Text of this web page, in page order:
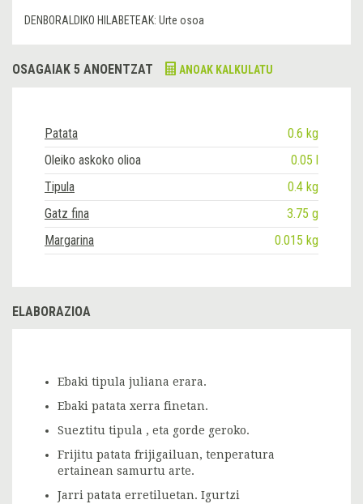
DENBORALDIKO HILABETEAK: Urte osoa
OSAGAIAK 5 ANOENTZAT ANOAK KALKULATU
Patata
0.6 kg
Oleiko askoko olioa
0.05 l
Tipula
0.4 kg
Gatz fina
3.75 g
Margarina
0.015 kg
ELABORAZIOA
Ebaki tipula juliana erara.
Ebaki patata xerra finetan.
Sueztitu tipula , eta gorde geroko.
Frijitu patata frijigailuan, tenperatura
ertainean samurtu arte.
Jarri patata erretiluetan. Igurtzi